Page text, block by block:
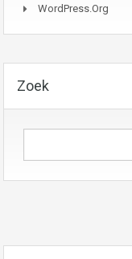
WordPress.org
Zoek